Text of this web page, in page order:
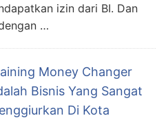
izin dari BI. Dan
…
Money Changer
Bisnis Yang Sangat
Di Kota